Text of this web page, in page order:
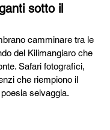
sotto il
camminare tra le
del Kilimangiaro che
Safari fotografici,
che riempiono il
selvaggia.